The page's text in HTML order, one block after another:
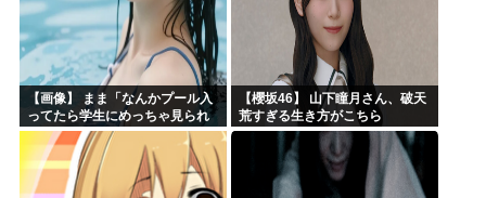
【画像】 まま「なんかプール入
ってたら学生にめっちゃ見られ
たw」
【櫻坂46】 山下瞳月さん、破天
荒すぎる生き方がこちら